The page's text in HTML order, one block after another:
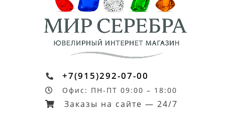
+7(915)292-07-00
Офис: ПН-ПТ 09:00 – 18:00
Заказы на сайте — 24/7